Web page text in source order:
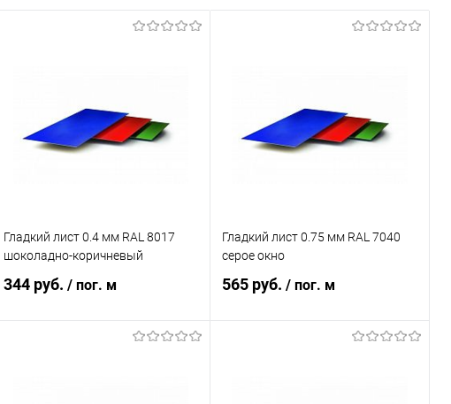
Гладкий лист 0.4 мм RAL 8017
шоколадно-коричневый
344 руб. / пог. м
Гладкий лист 0.75 мм RAL 7040
серое окно
565 руб./ пог. м